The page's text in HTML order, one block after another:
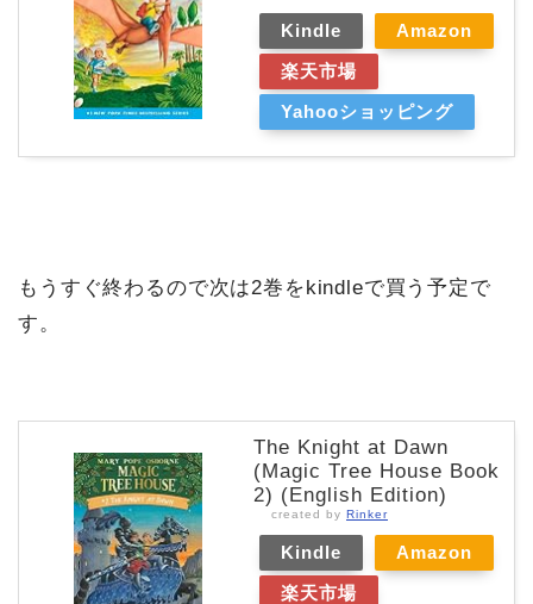
Kindle
Amazon
楽天市場
Yahooショッピング
もうすぐ終わるので次は2巻をkindleで買う予定で
す。
The Knight at Dawn
(Magic Tree House Book
2) (English Edition)
created by Rinker
Kindle
Amazon
楽天市場